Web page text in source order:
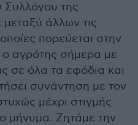
Συλλόγου της
άλλων τις
πορεύεται στην
ο αγρότης σήμερα με
σε όλα τα εφόδια και
συνάντηση με τον
μέχρι στιγμής
μήνυμα. Ζητάμε την